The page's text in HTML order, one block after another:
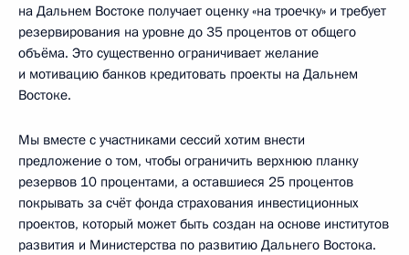
на Дальнем Востоке получает оценку «на троечку» и требует
резервирования на уровне до 35 процентов от общего
объёма. Это существенно ограничивает желание
и мотивацию банков кредитовать проекты на Дальнем
Востоке.
Мы вместе с участниками сессий хотим внести
предложение о том, чтобы ограничить верхнюю планку
резервов 10 процентами, а оставшиеся 25 процентов
покрывать за счёт фонда страхования инвестиционных
проектов, который может быть создан на основе институтов
развития и Министерства по развитию Дальнего Востока.